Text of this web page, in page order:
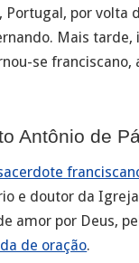
, Portugal, por volta
Mais tarde,
se franciscano,
Antônio de
e doutor da
amor por Deus,
de oração.